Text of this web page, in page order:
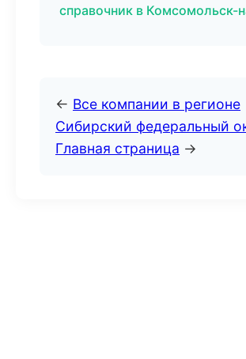
справочник в Комсомольск-
← Все компании в регионе
Сибирский федеральный
Главная страница →